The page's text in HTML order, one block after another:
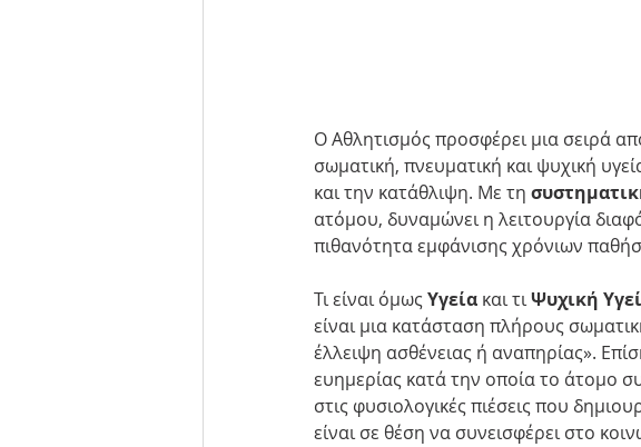
Ο Αθλητισμός προσφέρει μια σειρά
σωματική, πνευματική και ψυχική
και την κατάθλιψη. Με τη
ατόμου, δυναμώνει η λειτουργία
πιθανότητα εμφάνισης χρόνιων
Τι είναι όμως Υγεία και τι Ψυχική
είναι μια κατάσταση πλήρους
έλλειψη ασθένειας ή αναπηρίας».
ευημερίας κατά την οποία το άτομο
στις φυσιολογικές πιέσεις που
είναι σε θέση να συνεισφέρει στο